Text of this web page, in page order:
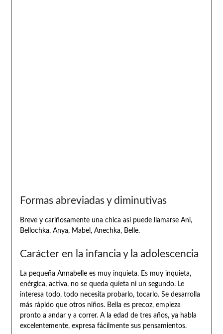
Formas abreviadas y diminutivas
Breve y cariñosamente una chica así puede llamarse Ani,
Bellochka, Anya, Mabel, Anechka, Belle.
Carácter en la infancia y la adolescencia
La pequeña Annabelle es muy inquieta. Es muy inquieta,
enérgica, activa, no se queda quieta ni un segundo. Le
interesa todo, todo necesita probarlo, tocarlo. Se desarrolla
más rápido que otros niños. Bella es precoz, empieza
pronto a andar y a correr. A la edad de tres años, ya habla
excelentemente, expresa fácilmente sus pensamientos.